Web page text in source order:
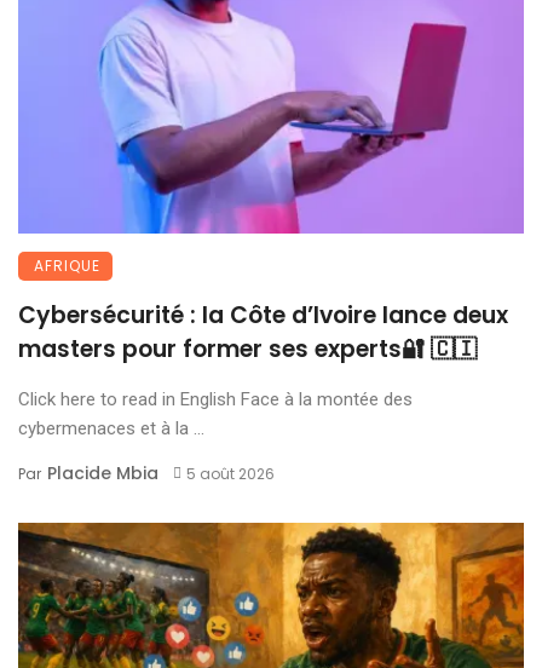
AFRIQUE
Cybersécurité : la Côte d’Ivoire lance deux
masters pour former ses experts🔐 🇨🇮
Click here to read in English Face à la montée des
cybermenaces et à la ...
Par Placide Mbia 5 août 2026